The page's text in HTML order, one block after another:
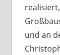
und an